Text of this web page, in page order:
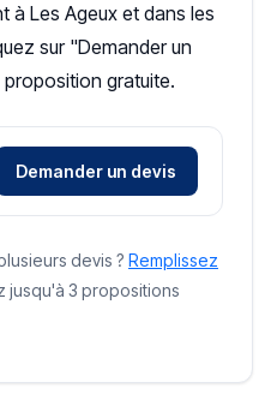
à Les Ageux et dans les
sur "Demander un
gratuite.
Demander un devis
devis ? Remplissez
jusqu'à 3 propositions